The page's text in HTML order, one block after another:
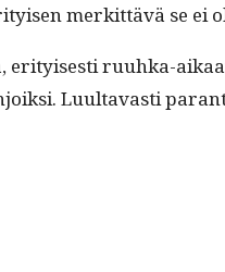
merkit­tävä se
eri­tyis­es­ti ruuh­ka-
Luul­tavasti